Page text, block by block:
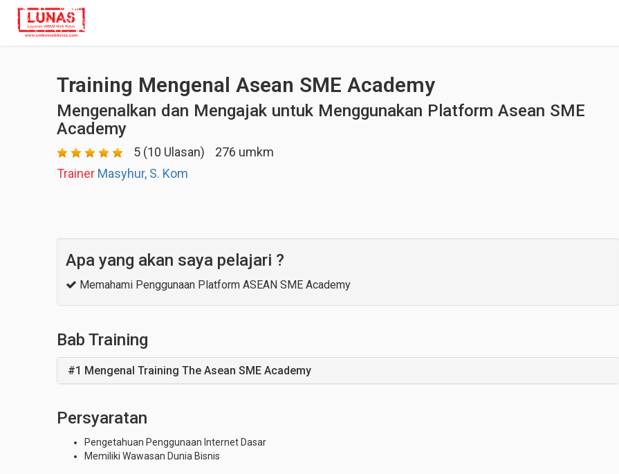
Training Mengenal Asean SME Academy
Mengenalkan dan Mengajak untuk Menggunakan Platform Asean SME
Academy
5 (10 Ulasan)
276 umkm
Trainer Masyhur, S. Kom
Apa yang akan saya pelajari ?
Memahami Penggunaan Platform ASEAN SME Academy
Bab Training
#1 Mengenal Training The Asean SME Academy
Persyaratan
Pengetahuan Penggunaan Internet Dasar
Memiliki Wawasan Dunia Bisnis